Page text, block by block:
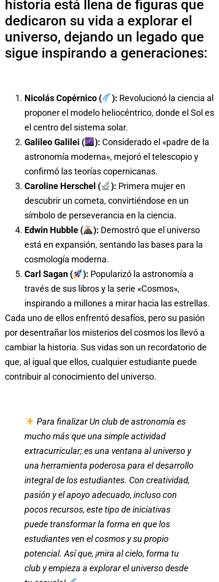
historia está llena de figuras que
dedicaron su vida a explorar el
universo, dejando un legado que
sigue inspirando a generaciones:
Nicolás Copérnico ( ): Revolucionó la ciencia al
proponer el modelo heliocéntrico, donde el Sol es
el centro del sistema solar.
Galileo Galilei (
): Considerado el «padre de la
astronomía moderna», mejoró el telescopio y
confirmó las teorías copernicanas.
Caroline Herschel (
): Primera mujer en
descubrir un cometa, convirtiéndose en un
símbolo de perseverancia en la ciencia.
Edwin Hubble (
): Demostró que el universo
está en expansión, sentando las bases para la
cosmología moderna.
Carl Sagan (
): Popularizó la astronomía a
través de sus libros y la serie «Cosmos»,
inspirando a millones a mirar hacia las estrellas.
Cada uno de ellos enfrentó desafíos, pero su pasión
por desentrañar los misterios del cosmos los llevó a
cambiar la historia. Sus vidas son un recordatorio de
que, al igual que ellos, cualquier estudiante puede
contribuir al conocimiento del universo.
Para finalizar Un club de astronomía es
mucho más que una simple actividad
extracurricular; es una ventana al universo y
una herramienta poderosa para el desarrollo
integral de los estudiantes. Con creatividad,
pasión y el apoyo adecuado, incluso con
pocos recursos, este tipo de iniciativas
puede transformar la forma en que los
estudiantes ven el cosmos y su propio
potencial. Así que, ¡mira al cielo, forma tu
club y empieza a explorar el universo desde